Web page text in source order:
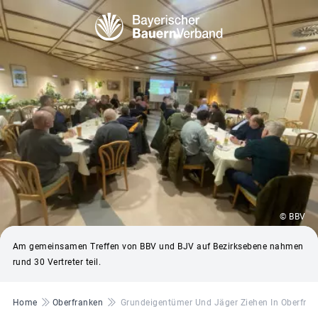
© BBV
Am gemeinsamen Treffen von BBV und BJV auf Bezirksebene nahmen
rund 30 Vertreter teil.
Pfadnavigation
Home Oberfranken Grundeigentümer Und Jäger Ziehen In